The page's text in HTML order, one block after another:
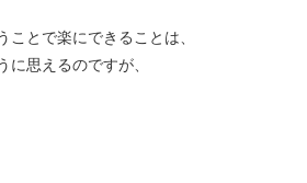
ことで楽にできることは、
に思えるのですが、